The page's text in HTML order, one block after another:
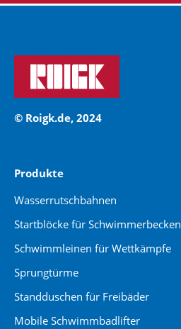
© Roigk.de, 2024
Produkte
Wasserrutschbahnen
Startblöcke für Schwimmerbecken
Schwimmleinen für Wettkämpfe
Sprungtürme
Standduschen für Freibäder
Mobile Schwimmbadlifter